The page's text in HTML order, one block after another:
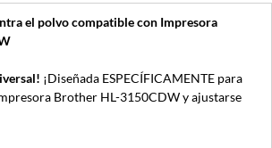
el polvo compatible con Impresora
¡Diseñada ESPECÍFICAMENTE para
Brother HL-3150CDW y ajustarse